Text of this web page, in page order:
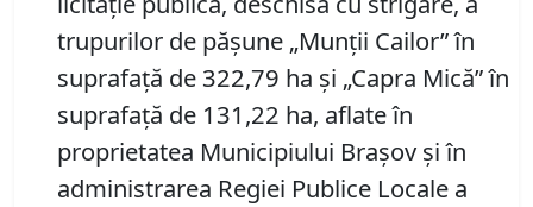
trupurilor de păşune „Munţii Cailor” în
suprafaţă de 322,79 ha şi „Capra Mică” în
suprafaţă de 131,22 ha, aflate în
proprietatea Municipiului Braşov şi în
administrarea Regiei Publice Locale a